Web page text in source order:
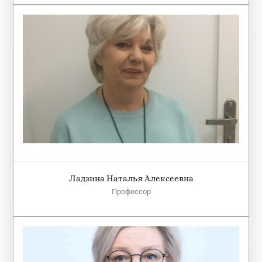
Ладзина Наталья Алексеевна
Профессор